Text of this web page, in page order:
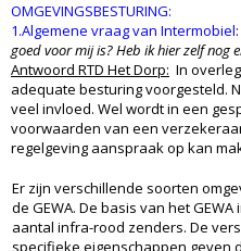
OMGEVINGSBESTURING:
1.Algemene vraag van Intermobiel:
goed voor mij is? Heb ik hier zelf nog
Antwoord RTD Het Dorp: In
adequate besturing voorgesteld.
veel invloed. Wel wordt in een
voorwaarden van een
regelgeving aanspraak op kan
Er zijn verschillende soorten
de GEWA. De basis van het
aantal infra-rood zenders. De
specifieke eigenschappen geven